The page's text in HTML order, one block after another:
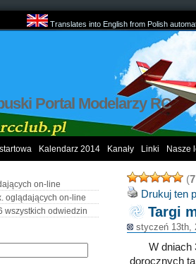
Translates into English from Polish
Portal Modelarzy RC
Kalendarz 2014 Kanały Linki Nasze
on-line
oglądających on-line
wszystkich odwiedzin
(7
Drukuj ten
Targi
styczeń 13th,
W dniach
dorocznych